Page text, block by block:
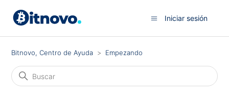
Iniciar sesión
Bitnovo, Centro de Ayuda Empezando